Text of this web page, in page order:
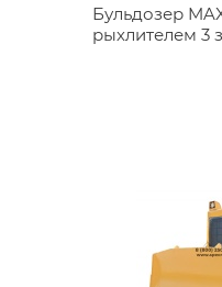
Бульдозер
рыхлителем 3